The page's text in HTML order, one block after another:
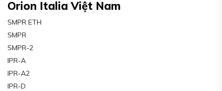
Orion Italia Việt Nam
SMPR ETH
SMPR
SMPR-2
IPR-A
IPR-A2
IPR-D